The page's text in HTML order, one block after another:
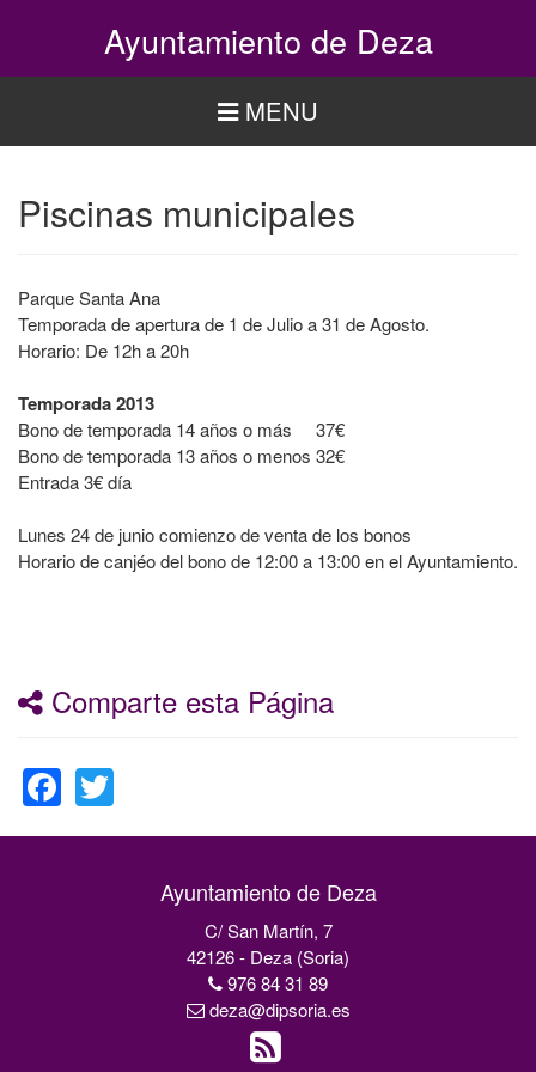
Ayuntamiento de Deza
MENU
Piscinas municipales
Parque Santa Ana
Temporada de apertura de 1 de Julio a 31 de Agosto.
Horario: De 12h a 20h
Temporada 2013
Bono de temporada 14 años o más 37€
Bono de temporada 13 años o menos 32€
Entrada 3€ día
Lunes 24 de junio comienzo de venta de los bonos
Horario de canjéo del bono de 12:00 a 13:00 en el Ayuntamiento.
Comparte esta Página
Facebook
Ayuntamiento de Deza
C/ San Martín, 7
42126 - Deza (Soria)
976 84 31 89
deza@dipsoria.es